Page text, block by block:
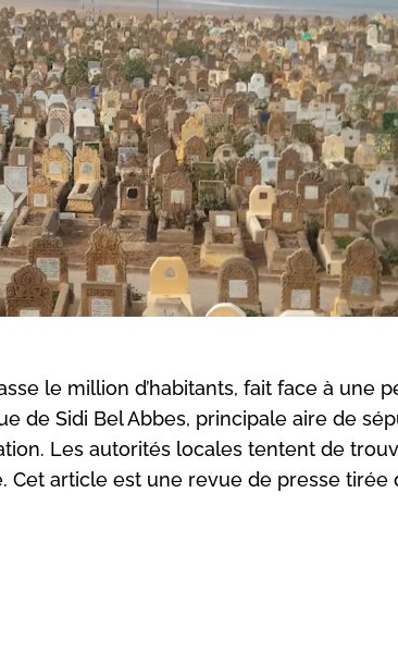
le million d’habitants, fait face à une
de Sidi Bel Abbes, principale aire de
Les autorités locales tentent de
Cet article est une revue de presse tirée